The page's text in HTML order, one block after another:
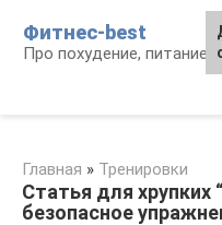
контенту
Фитнес-best
Про похудение, питание
Главная » Тренировки
Статья для хрупких
безопасное